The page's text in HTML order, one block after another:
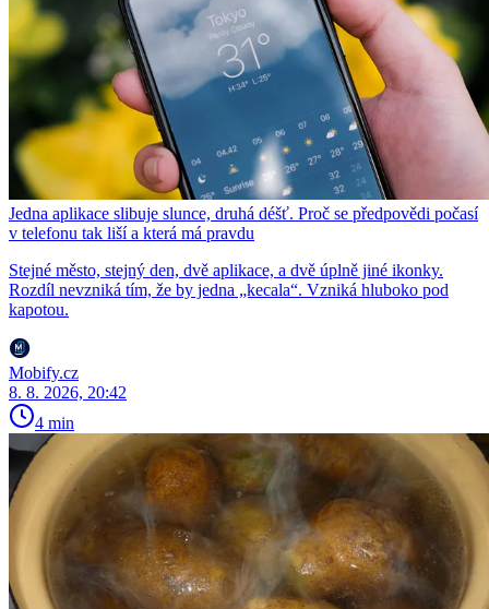
Jedna aplikace slibuje slunce, druhá déšť. Proč se předpovědi počasí
v telefonu tak liší a která má pravdu
Stejné město, stejný den, dvě aplikace, a dvě úplně jiné ikonky.
Rozdíl nevzniká tím, že by jedna „kecala“. Vzniká hluboko pod
kapotou.
Mobify.cz
8. 8. 2026, 20:42
4 min